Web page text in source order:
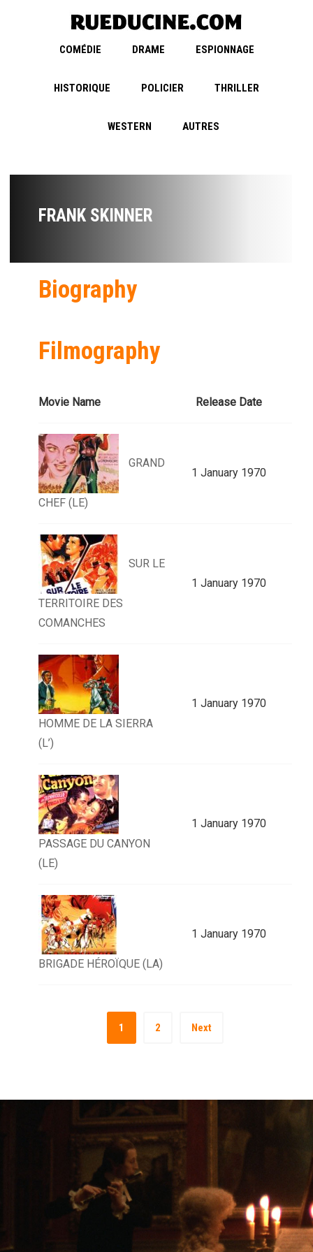
COMÉDIE DRAME ESPIONNAGE
HISTORIQUE POLICIER THRILLER
WESTERN AUTRES
FRANK SKINNER
Biography
Filmography
Movie Name Release Date
GRAND
CHEF (LE)
1 January 1970
SUR LE
TERRITOIRE DES
COMANCHES
1 January 1970
HOMME DE LA SIERRA
(L’)
1 January 1970
PASSAGE DU CANYON
(LE)
1 January 1970
BRIGADE HÉROÏQUE (LA)
1 January 1970
1 2 Next